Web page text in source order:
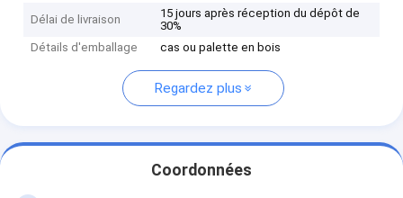
Délai de livraison
15 jours après réception du dépôt de
30%
Détails d'emballage
cas ou palette en bois
Regardez plus
Coordonnées